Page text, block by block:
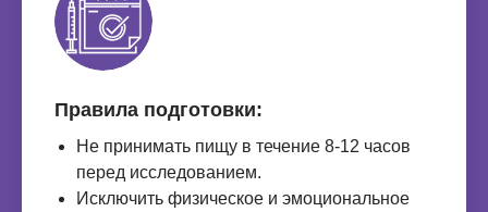
Правила подготовки:
Не принимать пищу в течение 8-12 часов
перед исследованием.
Исключить физическое и эмоциональное